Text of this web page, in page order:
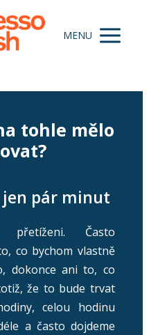
MENU
tohle mělo
jen pár minut
přetíženi. Často
co bychom vlastně
dokonce ani to, co
že to bude trvat
celou hodinu
a často dojdeme